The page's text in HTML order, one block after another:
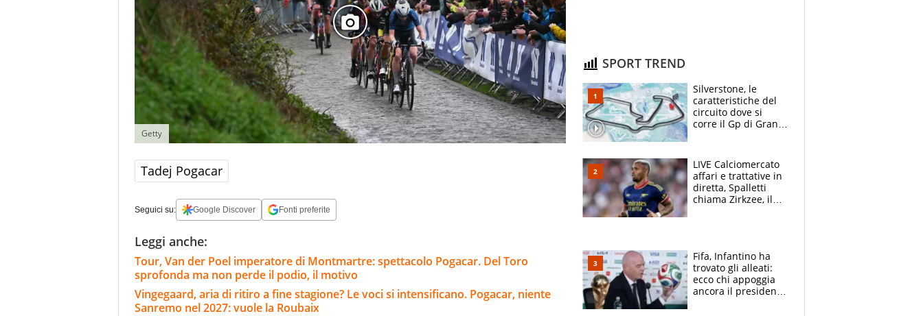
Getty
Tadej Pogacar
Seguici su: Google Discover Fonti preferite
Leggi anche:
Tour, Van der Poel imperatore di Montmartre: spettacolo Pogacar. Del Toro
sprofonda ma non perde il podio, il motivo
Vingegaard, aria di ritiro a fine stagione? Le voci si intensificano. Pogacar, niente
Sanremo nel 2027: vuole la Roubaix
SPORT TREND
Silverstone, le
caratteristiche del
circuito dove si
corre il Gp di Gran
LIVE Calciomercato
affari e trattative in
diretta, Spalletti
chiama Zirkzee, il
Fifa, Infantino ha
trovato gli alleati:
ecco chi appoggia
ancora il presidente